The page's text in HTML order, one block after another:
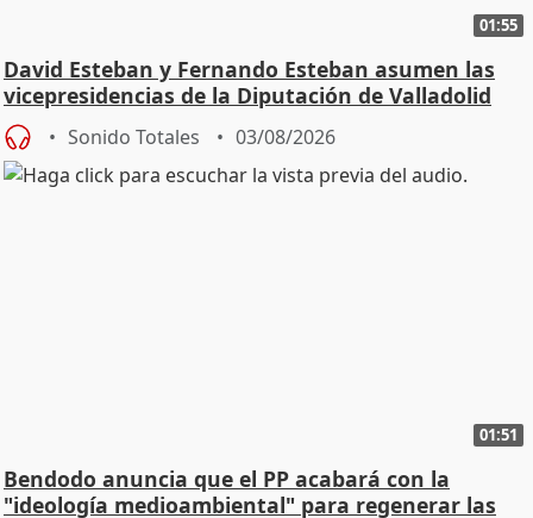
01:55
David Esteban y Fernando Esteban asumen las
vicepresidencias de la Diputación de Valladolid
Sonido Totales 03/08/2026
01:51
Bendodo anuncia que el PP acabará con la
"ideología medioambiental" para regenerar las